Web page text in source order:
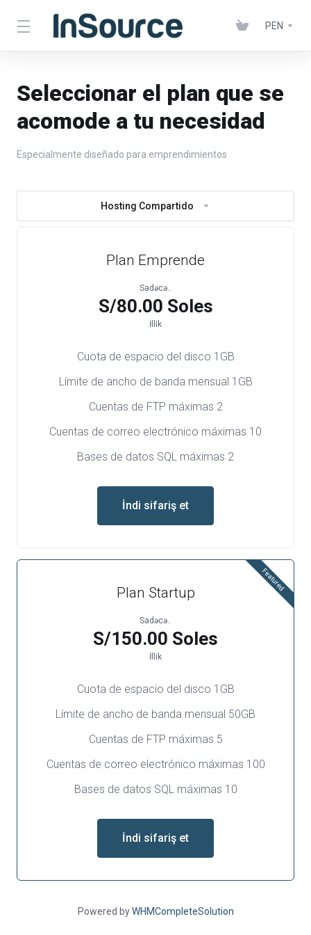
PEN
Seleccionar el plan que se
acomode a tu necesidad
Especialmente diseñado para emprendimientos
Hosting Compartido
Plan Emprende
Sadəcə..
S/80.00 Soles
İllik
Cuota de espacio del disco 1GB
Límite de ancho de banda mensual 1GB
Cuentas de FTP máximas 2
Cuentas de correo electrónico máximas 10
Bases de datos SQL máximas 2
İndi sifariş et
Featured
Plan Startup
Sadəcə..
S/150.00 Soles
İllik
Cuota de espacio del disco 1GB
Límite de ancho de banda mensual 50GB
Cuentas de FTP máximas 5
Cuentas de correo electrónico máximas 100
Bases de datos SQL máximas 10
İndi sifariş et
Powered byWHMCompleteSolution